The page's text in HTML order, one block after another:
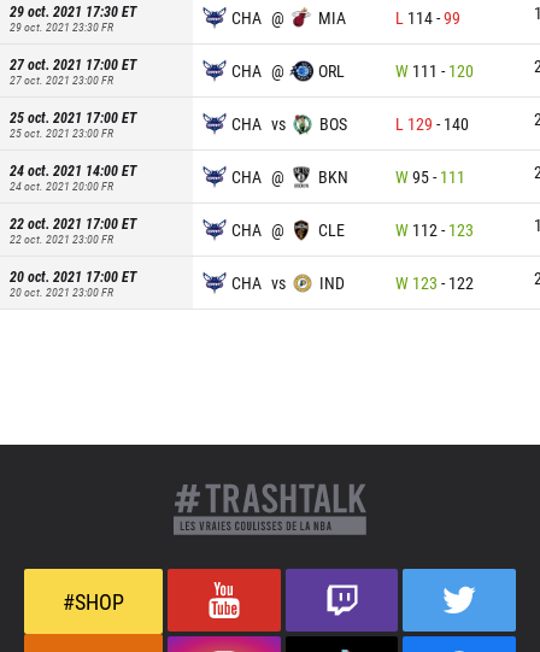
29 oct. 2021 17:30ET
29 oct. 2021 23:30FR CHA @ MIA L 114-99
27 oct. 2021 17:00ET
27 oct. 2021 23:00FR CHA @ ORL W 111 - 120
25 oct. 2021 17:00ET
25 oct. 2021 23:00FR CHA vs BOS L 129 - 140
24 oct. 2021 14:00ET
24 oct. 2021 20:00FR CHA @ BKN W95- 111
22 oct. 2021 17:00ET
22 oct. 2021 23:00FR CHA @ CLE W 112 - 123
20 oct. 2021 17:00ET
20 oct. 2021 23:00FR CHA vs IND W 123 - 122
#SHOP